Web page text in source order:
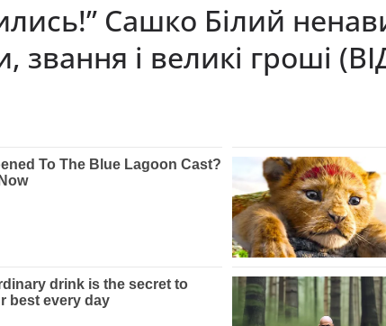
Сашко Білий
звання і великі гроші